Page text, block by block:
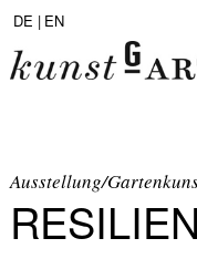
DE | EN
Ausstellung/